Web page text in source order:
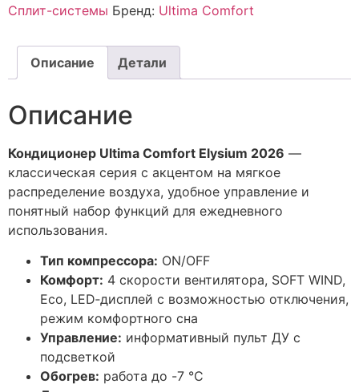
Сплит-системы Бренд: Ultima Comfort
Описание Детали
Описание
Кондиционер Ultima Comfort Elysium 2026 —
классическая серия с акцентом на мягкое
распределение воздуха, удобное управление и
понятный набор функций для ежедневного
использования.
Тип компрессора: ON/OFF
Комфорт: 4 скорости вентилятора, SOFT WIND,
Eco, LED‑дисплей с возможностью отключения,
режим комфортного сна
Управление: информативный пульт ДУ с
подсветкой
Обогрев: работа до -7 °C